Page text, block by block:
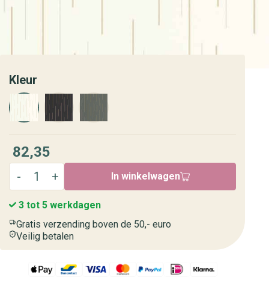
Kleur
82,35
In winkelwagen
3 tot 5 werkdagen
Gratis verzending boven de 50,- euro
Veilig betalen